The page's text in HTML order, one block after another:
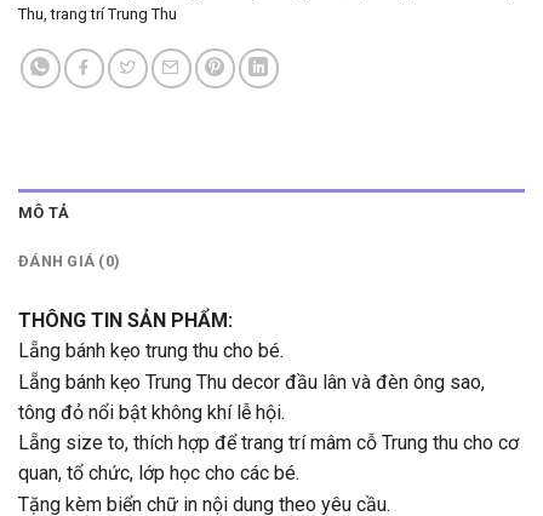
Thu ,trang trí Trung Thu
MÔ TẢ
ĐÁNH GIÁ (0)
THÔNG TIN SẢN PHẨM:
Lẵng bánh kẹo trung thu cho bé.
Lẵng bánh kẹo Trung Thu decor đầu lân và đèn ông sao,
tông đỏ nổi bật không khí lễ hội.
Lẵng size to, thích hợp để trang trí mâm cỗ Trung thu cho cơ
quan, tổ chức, lớp học cho các bé.
Tặng kèm biển chữ in nội dung theo yêu cầu.